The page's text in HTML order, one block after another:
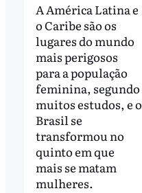
A América Latina e
o Caribe são os
lugares do mundo
mais perigosos
para a população
feminina, segundo
muitos estudos, e o
Brasil se
transformou no
quinto em que
mais se matam
mulheres.